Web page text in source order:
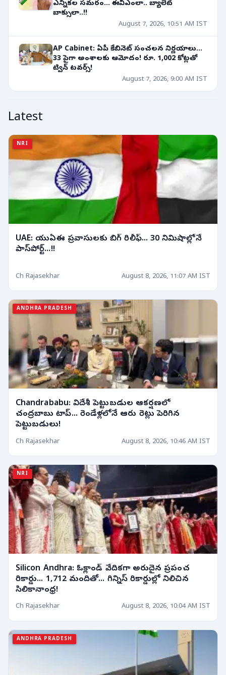
ఎన్నికల సమరం... ఈవీఎంలా.. బ్యాలెట్
బాక్సులా..!!
August 7, 2026, 10:51 AM IST
AP Cabinet: ఏపీ కేబినెట్ సంచలన నిర్ణయాలు...
33 పైగా అంశాలకు ఆమోదం! రూ. 1,002 కోట్లతో
ట్విన్ టవర్స్!
August 7, 2026, 9:00 AM IST
Latest
NRI
UAE: యుఏఈ ప్రవాసులకు బిగ్ రిలీఫ్... 30 నిమిషాల్లోనే
పాస్‌పోర్ట్...!!
Ch Rajasekhar August 8, 2026, 11:07 AM IST
ANDHRA PRADESH
Chandrababu: విదేశీ పెట్టుబడుల ఆకర్షణలో
చంద్రబాబు టాప్... రెండేళ్లలోనే ఆరు రెట్లు పెరిగిన
పెట్టుబడులు!
Ch Rajasekhar August 8, 2026, 10:46 AM IST
NRI
Silicon Andhra: ఓక్లాండ్ వేదికగా అరుదైన ప్రపంచ
రికార్డు... 1,712 మందితో... గిన్నిస్ రికార్డుల్లో నిలిచిన
సిలికానాంధ్ర!
Ch Rajasekhar August 8, 2026, 10:04 AM IST
ANDHRA PRADESH